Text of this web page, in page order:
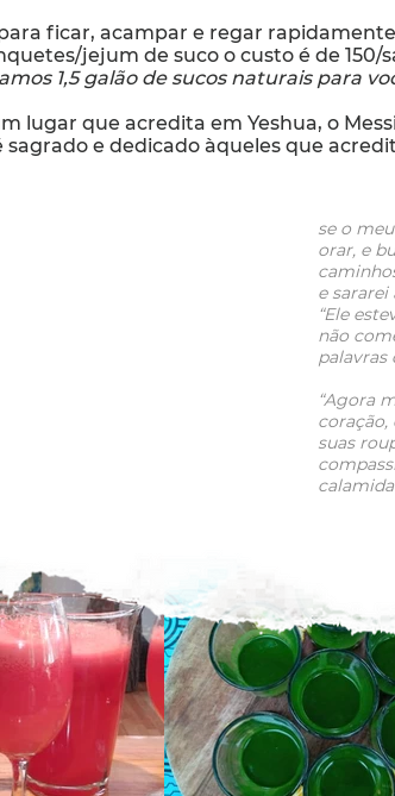
ficar, acampar e regar
jejum de suco o custo é de 150/
1,5 galão de sucos naturais para
lugar que acredita em Yeshua, o
sagrado e dedicado àqueles que
se o
orar, e
e sararei
“Ele
não
palavras
“Agora
coração,
suas